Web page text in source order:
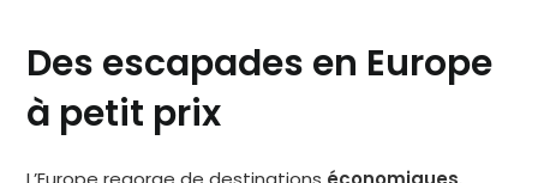
Des escapades en Europe
à petit prix